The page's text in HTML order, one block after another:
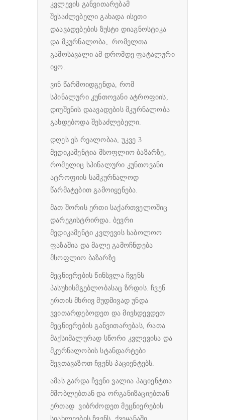
კვლევის განვითარებამ
შესაძლებელი გახადა ისეთი
დაავადებების ზუსტი დიაგნოსტიკა
და მკურნალობა, რომელთა
გამოსავალი ამ დრომდე ფატალური
იყო.
ვინ წარმოიდგენდა, რომ
სპინალური კუნთოვანი ატროფიის,
დიუშენის დაავადების მკურნალობა
გახდებოდა შესაძლებელი.
დღეს ეს რეალობაა, უკვე 3
მედიკამენტია მსოფლიო ბაზარზე,
რომელიც სპინალური კუნთოვანი
ატროფიის სამკურნალოდ
წარმატებით გამოიყენება.
მათ შორის ერთი საქართველოშიც
დარეგისტრირდა. ბევრი
მედიკამენტი კვლევის საბოლოო
ფაზაშია და მალე გამოჩნდება
მსოფლიო ბაზარზე.
მეცნიერების წინსვლა ჩვენს
პასუხისმგებლობასაც ზრდის. ჩვენ
ერთის მხრივ მუდმივად უნდა
ვვითარდებოდეთ და მივსდევდეთ
მეცნიერების განვითარებას, რათა
მაქსიმალურად სწორი კვლევისა და
მკურნალობის სტანდარტები
შევთავაზოთ ჩვენს პაციენტებს.
ამას გარდა ჩვენი ვალია პაციენტთა
მშობლებთან და ორგანიზაციებთან
ერთად ვიბრძოდეთ მეცნიერების